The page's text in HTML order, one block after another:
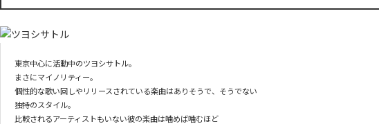
東京中心に活動中のツヨシサトル。
まさにマイノリティー。
個性的な歌い回しやリリースされている楽曲はありそうで、そうでない
独特のスタイル。
比較されるアーティストもいない彼の楽曲は噛めば噛むほど